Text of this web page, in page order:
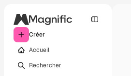
Créer
Accueil
Rechercher